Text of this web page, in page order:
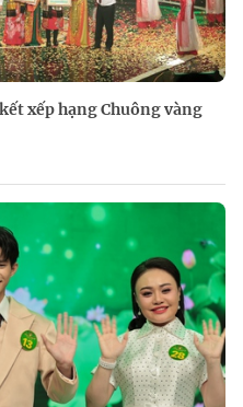
xếp hạng Chuông vàng